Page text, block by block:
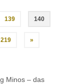
139 140
219 »
Minos – das